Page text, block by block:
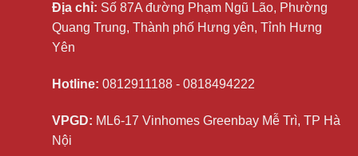
Địa chỉ: Số 87A đường Phạm Ngũ Lão, Phường
Quang Trung, Thành phố Hưng yên, Tỉnh Hưng
Yên
Hotline: 0812911188 - 0818494222
VPGD: ML6-17 Vinhomes Greenbay Mễ Trì, TP Hà
Nội